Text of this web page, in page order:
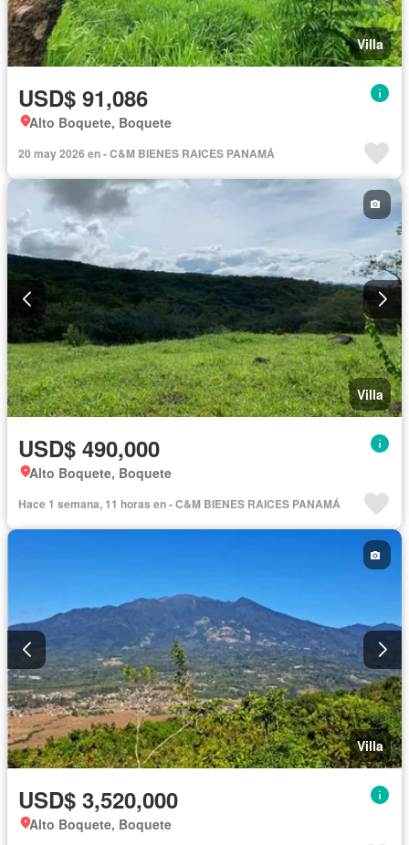
Villa
USD$ 91,086
Alto Boquete, Boquete
20 may 2026 en - C&M BIENES RAICES PANAMÁ
Villa
USD$ 490,000
Alto Boquete, Boquete
Hace 1 semana, 11 horas en - C&M BIENES RAICES PANAMÁ
Villa
USD$ 3,520,000
Alto Boquete, Boquete